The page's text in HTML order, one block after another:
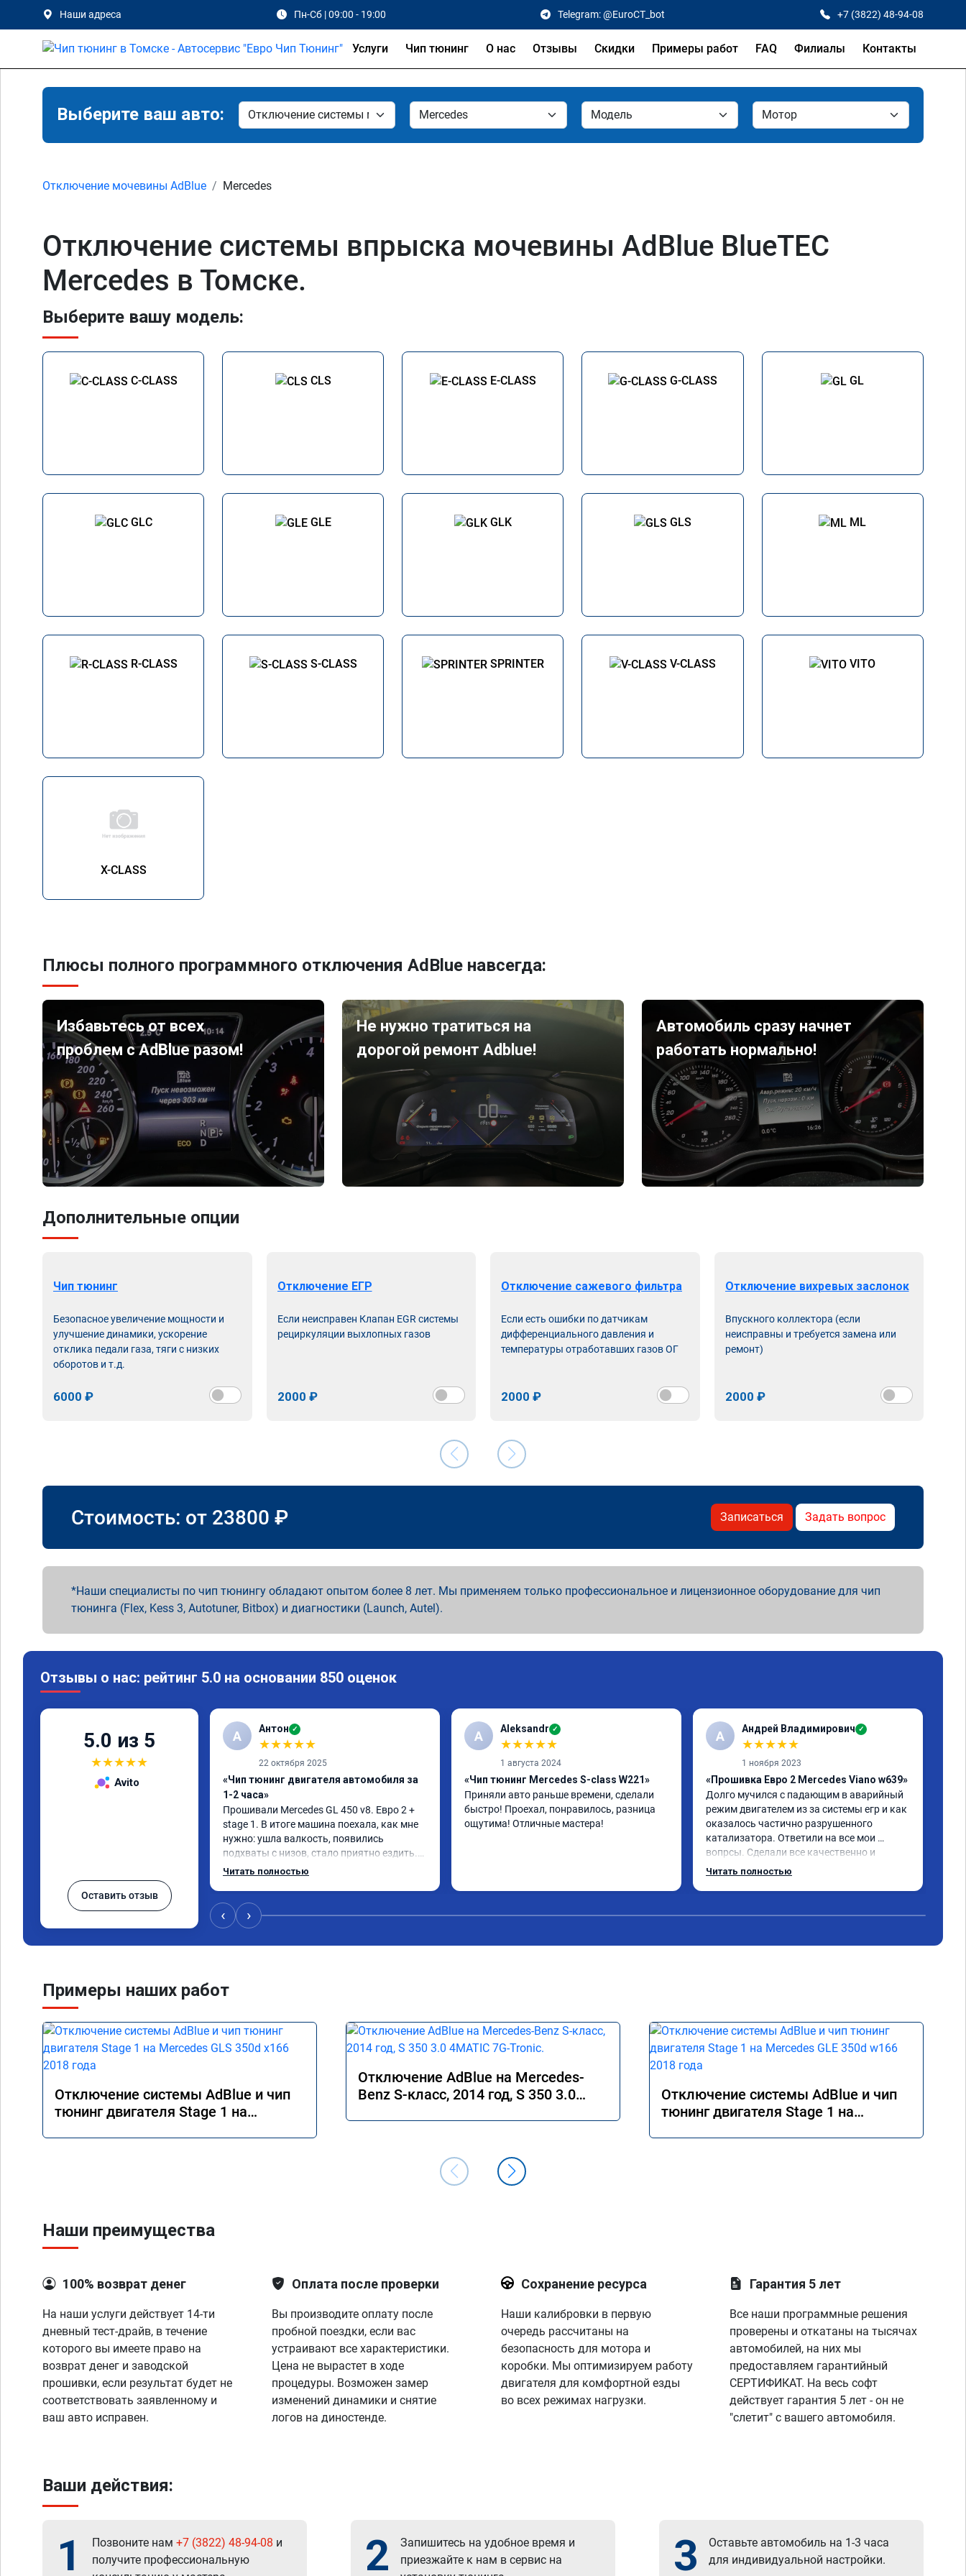
Наши адреса Пн-Сб | 09:00 - 19:00 Telegram: @EuroCT_bot +7 (3822) 48-94-08
Услуги Чип тюнинг О нас Отзывы Скидки Примеры работ FAQ Филиалы Контакты
Выберите ваш авто:
Отключение мочевины AdBlue Mercedes
Отключение системы впрыска мочевины AdBlue BlueTEC
Mercedes в Томске.
Выберите вашу модель:
C-CLASS CLS E-CLASS G-CLASS GL
GLC GLE GLK GLS ML
R-CLASS S-CLASS SPRINTER V-CLASS VITO
X-CLASS
Плюсы полного программного отключения AdBlue навсегда:
Избавьтесь от всех
проблем с AdBlue разом!
Не нужно тратиться на
дорогой ремонт Adblue!
Автомобиль сразу начнет
работать нормально!
Дополнительные опции
Чип тюнинг
Безопасное увеличение мощности и
улучшение динамики, ускорение
отклика педали газа, тяги с низких
оборотов и т.д.
6000 ₽
Отключение ЕГР
Если неисправен Клапан EGR системы
рециркуляции выхлопных газов
2000 ₽
Отключение сажевого фильтра
Если есть ошибки по датчикам
дифференциального давления и
температуры отработавших газов ОГ
2000 ₽
Отключение вихревых заслонок
Впускного коллектора (если
неисправны и требуется замена или
ремонт)
2000 ₽
Стоимость: от 23800 ₽ Записаться Задать вопрос
Наши специалисты по чип тюнингу обладают опытом более 8 лет. Мы применяем только профессиональное и лицензионное оборудование для чип
тюнинга (Flex, Kess 3, Autotuner, Bitbox) и диагностики (Launch, Autel).
Отзывы о нас: рейтинг 5.0 на основании 850 оценок
5.0 из 5
★★★★★
Avito
Оставить отзыв
А Антон ✓
★★★★★
22 октября 2025
«Чип тюнинг двигателя автомобиля за
1-2 часа»
Прошивали Mercedes GL 450 v8. Евро 2 +
stage 1. В итоге машина поехала, как мне
нужно: ушла валкость, появились
подхваты с низов, стало приятно ездить.
Одни из лучших трат, в авто! 🔥
Читать полностью
A Aleksandr ✓
★★★★★
1 августа 2024
«Чип тюнинг Mercedes S-class W221»
Приняли авто раньше времени, сделали
быстро! Проехал, понравилось, разница
ощутима! Отличные мастера!
А Андрей Владимирович ✓
★★★★★
1 ноября 2023
«Прошивка Евро 2 Mercedes Viano w639»
Долго мучился с падающим в аварийный
режим двигателем из за системы егр и как
оказалось частично разрушенного
катализатора. Ответили на все мои
вопрсы. Сделали все качественно и
несмотря на конец рабочего дня
Читать полностью
‹ ›
Примеры наших работ
Отключение системы AdBlue и чип
тюнинг двигателя Stage 1 на
Отключение AdBlue на Mercedes-
Benz S-класс, 2014 год, S 350 3.0
Отключение системы AdBlue и чип
тюнинг двигателя Stage 1 на
Наши преимущества
100% возврат денег
На наши услуги действует 14-ти
дневный тест-драйв, в течение
которого вы имеете право на
возврат денег и заводской
прошивки, если результат будет не
соответствовать заявленному и
ваш авто исправен.
Оплата после проверки
Вы производите оплату после
пробной поездки, если вас
устраивают все характеристики.
Цена не вырастет в ходе
процедуры. Возможен замер
изменений динамики и снятие
логов на диностенде.
Сохранение ресурса
Наши калибровки в первую
очередь рассчитаны на
безопасность для мотора и
коробки. Мы оптимизируем работу
двигателя для комфортной езды
во всех режимах нагрузки.
Гарантия 5 лет
Все наши программные решения
проверены и откатаны на тысячах
автомобилей, на них мы
предоставляем гарантийный
СЕРТИФИКАТ. На весь софт
действует гарантия 5 лет - он не
"слетит" с вашего автомобиля.
Ваши действия:
1 Позвоните нам +7 (3822) 48-94-08 и
получите профессиональную
2
Запишитесь на удобное время и
приезжайте к нам в сервис на
3
Оставьте автомобиль на 1-3 часа
для индивидуальной настройки.